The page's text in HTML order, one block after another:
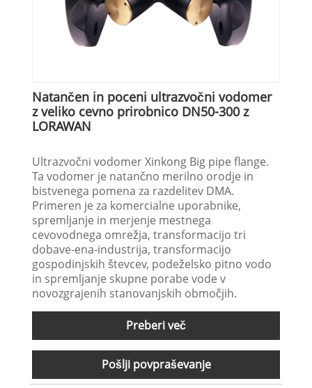
Natančen in poceni ultrazvočni vodomer
z veliko cevno prirobnico DN50-300 z
LORAWAN
Ultrazvočni vodomer Xinkong Big pipe flange.
Ta vodomer je natančno merilno orodje in
bistvenega pomena za razdelitev DMA.
Primeren je za komercialne uporabnike,
spremljanje in merjenje mestnega
cevovodnega omrežja, transformacijo tri
dobave-ena-industrija, transformacijo
gospodinjskih števcev, podeželsko pitno vodo
in spremljanje skupne porabe vode v
novozgrajenih stanovanjskih območjih.
Preberi več
Pošlji povpraševanje